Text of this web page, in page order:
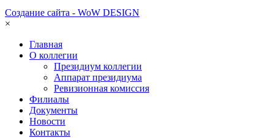
Создание сайта - WoW DESIGN
×
Главная
О коллегии
Президиум коллегии
Аппарат президиума
Ревизионная комиссия
Филиалы
Документы
Новости
Контакты